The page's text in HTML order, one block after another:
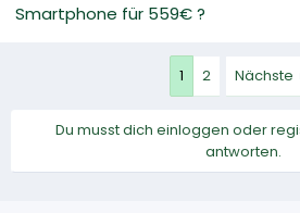
Smartphone für 559€ ?
1 2 Nächste
Du musst dich einloggen oder
antworten.